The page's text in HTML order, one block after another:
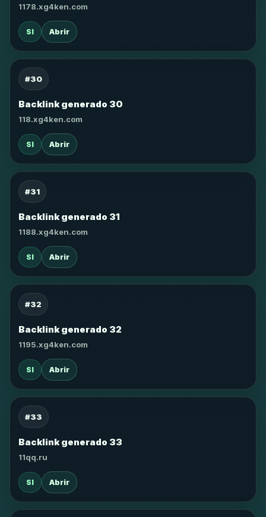
1178.xg4ken.com
SI Abrir
#30
Backlink generado 30
118.xg4ken.com
SI Abrir
#31
Backlink generado 31
1188.xg4ken.com
SI Abrir
#32
Backlink generado 32
1195.xg4ken.com
SI Abrir
#33
Backlink generado 33
11qq.ru
SI Abrir